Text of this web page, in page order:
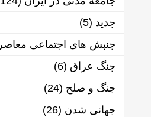
جدید (5)
جنبش های اجتماعی معاصر
جنگ عراق (6)
جنگ و صلح (24)
جهانی شدن (26)